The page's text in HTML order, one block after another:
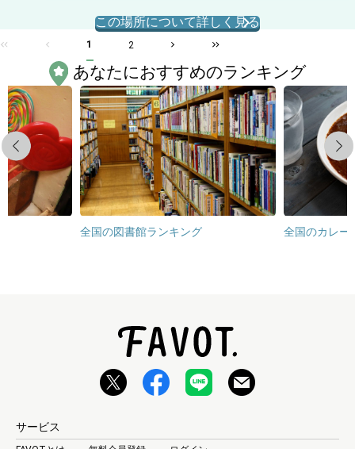
この場所について詳しく見る
1 2
あなたにおすすめのランキング
Previous
全国の図書館ランキング 全国のカレー
Next
サービス